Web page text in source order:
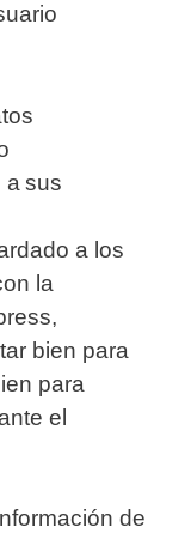
a sus
a los
la
bien para
para
el
de